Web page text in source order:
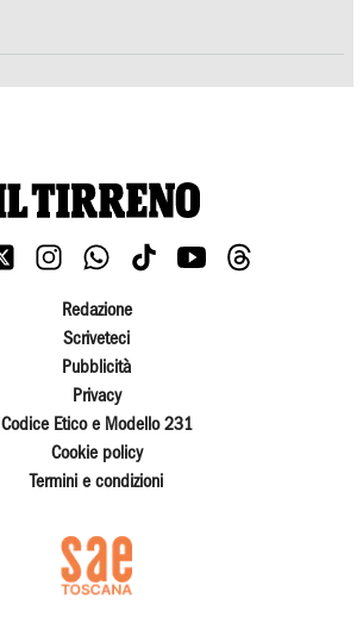
Redazione
Scriveteci
Pubblicità
Privacy
Codice Etico e Modello 231
Cookie policy
Termini e condizioni